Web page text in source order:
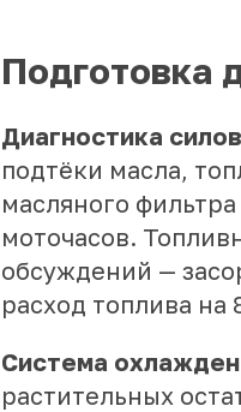
Подготовка
Диагностика
подтёки масла,
масляного
моточасов.
обсуждений —
расход топлива на
Система
растительных